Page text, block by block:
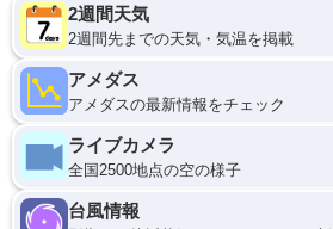
2週間天気
2週間先までの天気・気温を掲載
アメダス
アメダスの最新情報をチェック
ライブカメラ
全国2500地点の空の様子
台風情報